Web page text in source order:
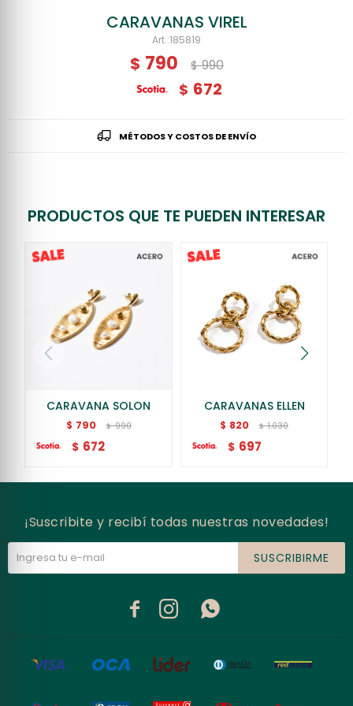
CARAVANAS VIREL
185819
$ 790 $ 990
$ 672
MÉTODOS Y COSTOS DE ENVÍO
PRODUCTOS QUE TE PUEDEN INTERESAR
CARAVANA SOLON
$ 790 $ 990
$ 672
CARAVANAS ELLEN
$ 820 $ 1.030
$ 697
¡Suscribite y recibí todas nuestras novedades!
SUSCRIBIRME
  